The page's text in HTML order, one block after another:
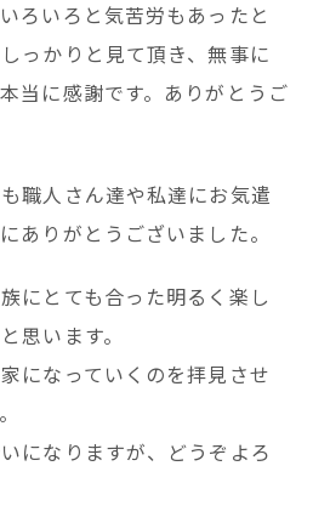
ろいろと気苦労もあったと
っかりと見て頂き、無事に
当に感謝です。ありがとうご
職人さん達や私達にお気遣
ありがとうございました。
にとても合った明るく楽し
思います。
になっていくのを拝見させ
になりますが、どうぞよろ